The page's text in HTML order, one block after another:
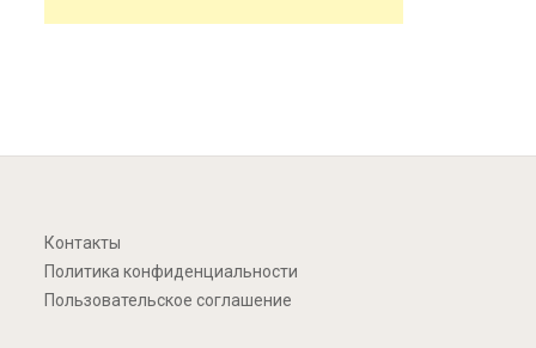
Контакты
Политика конфиденциальности
Пользовательское соглашение